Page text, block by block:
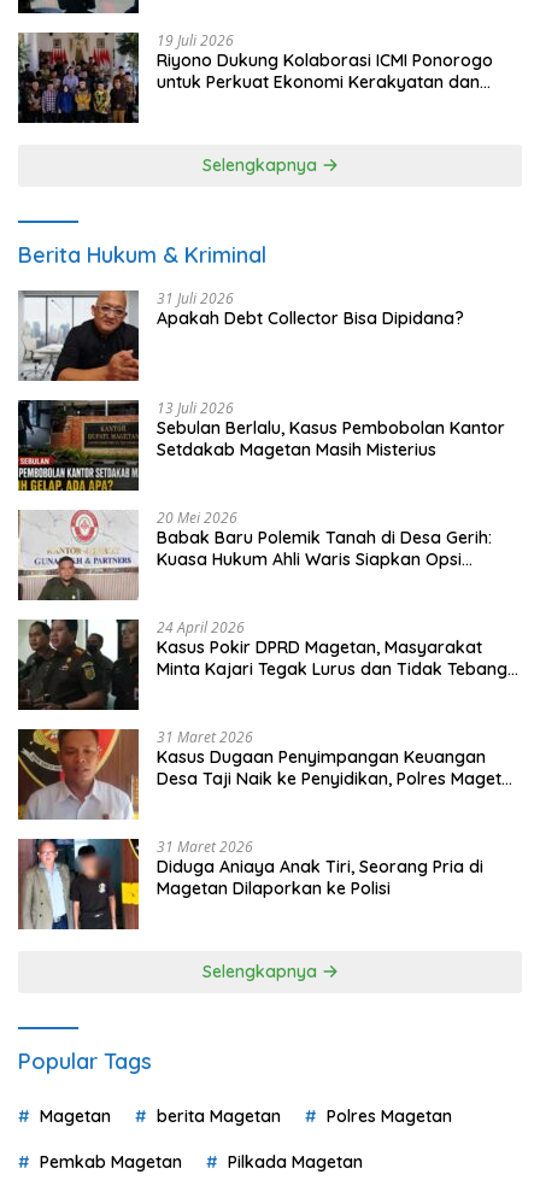
19 Juli 2026
Riyono Dukung Kolaborasi ICMI Ponorogo
untuk Perkuat Ekonomi Kerakyatan dan
Selengkapnya
Berita Hukum & Kriminal
31 Juli 2026
Apakah Debt Collector Bisa Dipidana?
13 Juli 2026
Sebulan Berlalu, Kasus Pembobolan Kantor
Setdakab Magetan Masih Misterius
20 Mei 2026
Babak Baru Polemik Tanah di Desa Gerih:
Kuasa Hukum Ahli Waris Siapkan Opsi
24 April 2026
Kasus Pokir DPRD Magetan, Masyarakat
Minta Kajari Tegak Lurus dan Tidak Tebang
31 Maret 2026
Kasus Dugaan Penyimpangan Keuangan
Desa Taji Naik ke Penyidikan, Polres Magetan
31 Maret 2026
Diduga Aniaya Anak Tiri, Seorang Pria di
Magetan Dilaporkan ke Polisi
Selengkapnya
Popular Tags
Magetan berita Magetan Polres Magetan
Pemkab Magetan Pilkada Magetan